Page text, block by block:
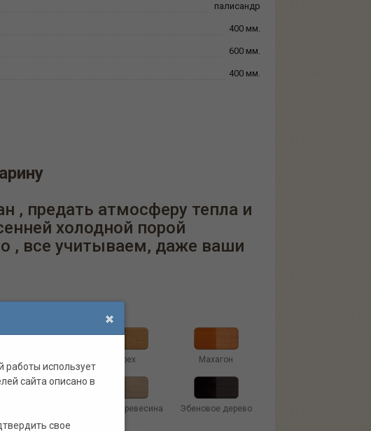
палисандр
400 мм.
600 мм.
400 мм.
, предать атмосферу тепла и
холодной порой
, все учитываем, даже ваши
Орех Махагон
Старая древесина Эбеновое дерево
работы использует
сайта описано в
свое